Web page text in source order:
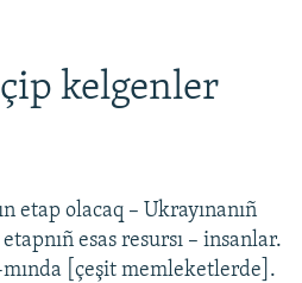
kelgenler
etap olacaq – Ukrayınanıñ
esas resursı – insanlar.
[çeşit memleketlerde].